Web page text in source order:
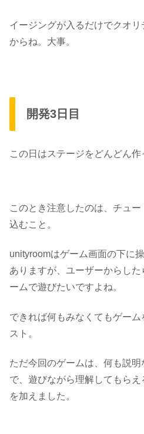
イージングが入るだけでクオ
からね。大事。
開発3日目
この日はステージをどんどん作
このとき注意したのは、チュ
込むこと。
unityroomはゲーム画面の下に
ありますが、ユーザーからし
ームで遊びたいですよね。
できれば何もみなくてもゲー
スト。
ただ今回のゲームは、何も説
で、遊びながら理解してもら
を加えました。